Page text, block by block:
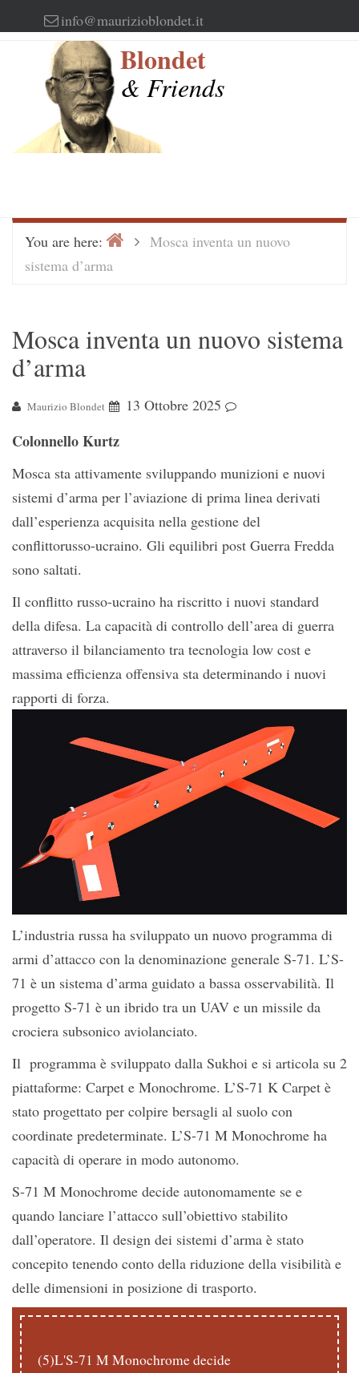
to
info@maurizioblondet.it
Blondet
& Friends
You are here: HomeMosca inventa un nuovo
sistema d’arma
Mosca inventa un nuovo sistema
d’arma
Maurizio Blondet 13 Ottobre 2025
Colonnello Kurtz
Mosca sta attivamente sviluppando munizioni e nuovi
sistemi d’arma per l’aviazione di prima linea derivati
dall’esperienza acquisita nella gestione del
conflittorusso-ucraino. Gli equilibri post Guerra Fredda
sono saltati.
Il conflitto russo-ucraino ha riscritto i nuovi standard
della difesa. La capacità di controllo dell’area di guerra
attraverso il bilanciamento tra tecnologia low cost e
massima efficienza offensiva sta determinando i nuovi
rapporti di forza.
L’industria russa ha sviluppato un nuovo programma di
armi d’attacco con la denominazione generale S-71. L’S-
71 è un sistema d’arma guidato a bassa osservabilità. Il
progetto S-71 è un ibrido tra un UAV e un missile da
crociera subsonico aviolanciato.
Il programma è sviluppato dalla Sukhoi e si articola su 2
piattaforme: Carpet e Monochrome. L’S-71 K Carpet è
stato progettato per colpire bersagli al suolo con
coordinate predeterminate. L’S-71 M Monochrome ha
capacità di operare in modo autonomo.
S-71 M Monochrome decide autonomamente se e
quando lanciare l’attacco sull’obiettivo stabilito
dall’operatore. Il design dei sistemi d’arma è stato
concepito tenendo conto della riduzione della visibilità e
delle dimensioni in posizione di trasporto.
(5)L'S-71 M Monochrome decide